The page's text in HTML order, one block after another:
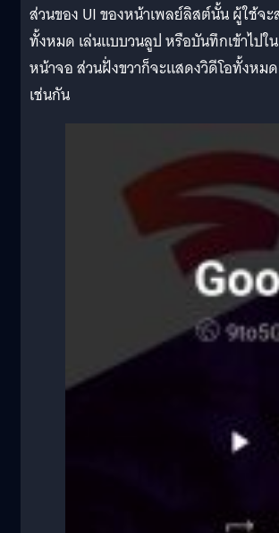
ส่วนของ UI ของหน้าเพลย์ลิสต์นั้น ผู้ใช้จะ
ทั้งหมด เล่นแบบวนลูป หรือบันทึกเข้าไปใ
หน้าจอ ส่วนฝั่งขวาก็จะแสดงวิดีโอทั้งหม
เช่นกัน